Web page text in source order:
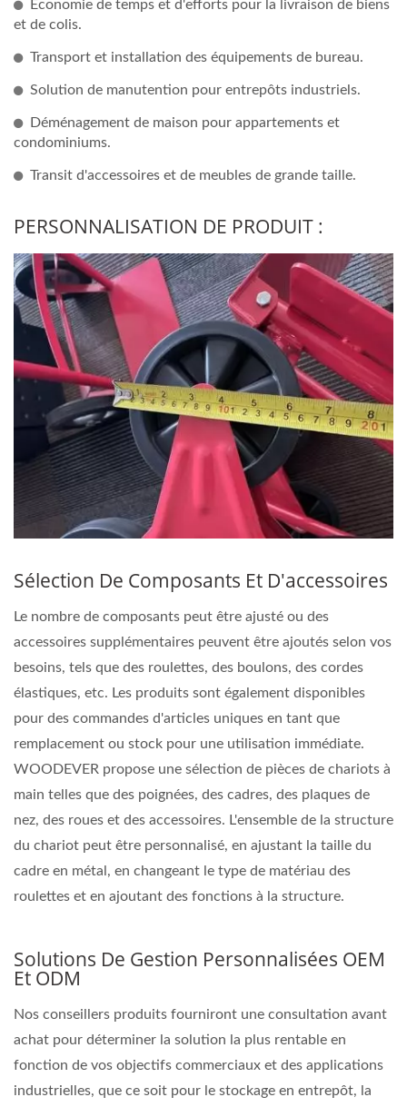
Économie de temps et d'efforts pour la livraison de biens
et de colis.
Transport et installation des équipements de bureau.
Solution de manutention pour entrepôts industriels.
Déménagement de maison pour appartements et
condominiums.
Transit d'accessoires et de meubles de grande taille.
PERSONNALISATION DE PRODUIT :
Sélection De Composants Et D'accessoires
Le nombre de composants peut être ajusté ou des
accessoires supplémentaires peuvent être ajoutés selon vos
besoins, tels que des roulettes, des boulons, des cordes
élastiques, etc. Les produits sont également disponibles
pour des commandes d'articles uniques en tant que
remplacement ou stock pour une utilisation immédiate.
WOODEVER propose une sélection de pièces de chariots à
main telles que des poignées, des cadres, des plaques de
nez, des roues et des accessoires. L'ensemble de la structure
du chariot peut être personnalisé, en ajustant la taille du
cadre en métal, en changeant le type de matériau des
roulettes et en ajoutant des fonctions à la structure.
Solutions De Gestion Personnalisées OEM
Et ODM
Nos conseillers produits fourniront une consultation avant
achat pour déterminer la solution la plus rentable en
fonction de vos objectifs commerciaux et des applications
industrielles, que ce soit pour le stockage en entrepôt, la